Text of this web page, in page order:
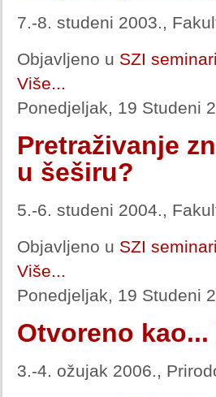
7.-8. studeni 2003.,
Objavljeno u SZI seminari
Više...
Ponedjeljak, 19 Studeni
Pretraživanje
u šeširu?
5.-6. studeni 2004.,
Objavljeno u SZI seminari
Više...
Ponedjeljak, 19 Studeni
Otvoreno
3.-4. ožujak 2006.,